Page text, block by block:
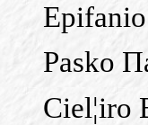
Epifanio
Pasko
Ciel¦iro